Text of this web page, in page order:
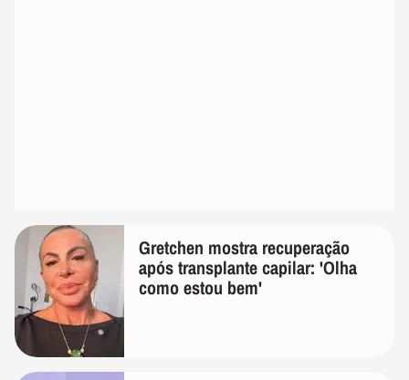
Gretchen mostra recuperação
após transplante capilar: 'Olha
como estou bem'